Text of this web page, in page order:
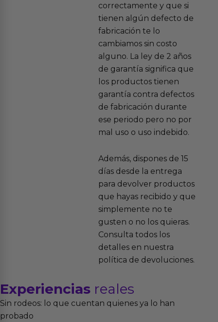
correctamente y que si
tienen algún defecto de
fabricación te lo
cambiamos sin costo
alguno. La ley de 2 años
de garantía significa que
los productos tienen
garantía contra defectos
de fabricación durante
ese periodo pero no por
mal uso o uso indebido.
Además, dispones de 15
días desde la entrega
para devolver productos
que hayas recibido y que
simplemente no te
gusten o no los quieras.
Consulta todos los
detalles en nuestra
política de devoluciones.
Experiencias reales
Sin rodeos: lo que cuentan quienes ya lo han
probado